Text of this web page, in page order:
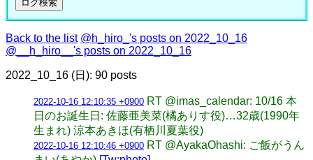
Back to the list @h_hiro_'s posts on 2022_10_16
@__h_hiro__'s posts on 2022_10_16
2022_10_16 (日): 90 posts
2022-10-16 12:10:35 +0900 RT @imas_calendar: 10/16 本
日のお誕生日: 佐藤亜美菜(橘ありす役)…32歳(1990年
生まれ) 涼本あきほ(有栖川夏葉役)
2022-10-16 12:10:46 +0900 RT @AyakaOhashi: ご飯がうん